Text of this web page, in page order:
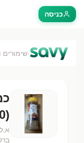
כניסה
›שימורים
(100 גרם)